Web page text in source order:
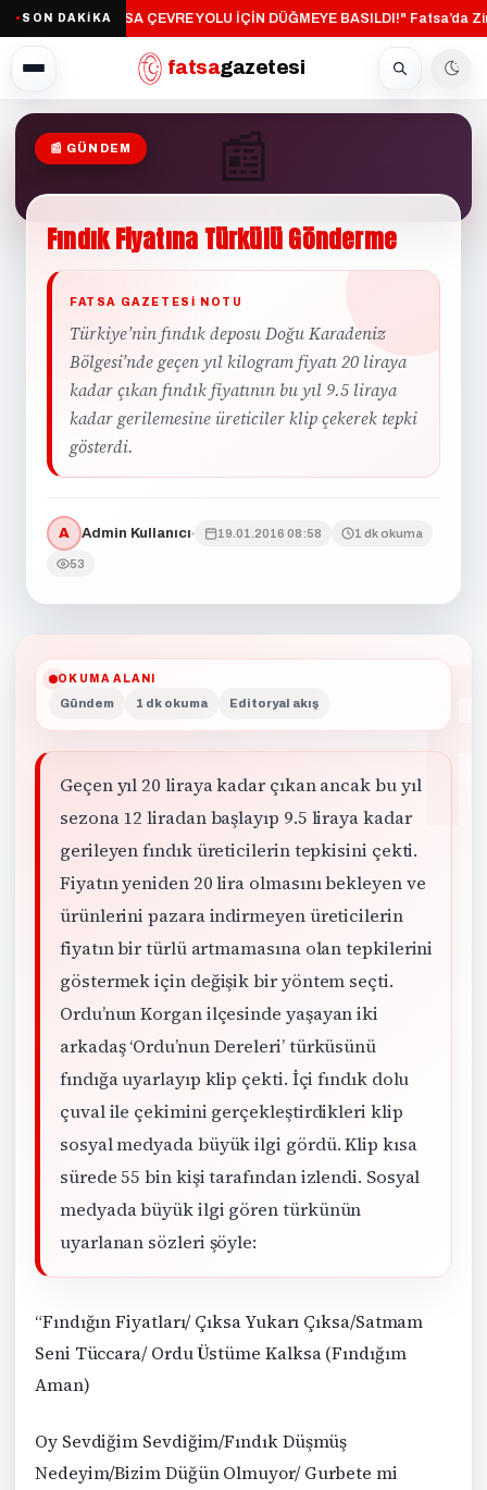
● SON DAKİKA"FATSA ÇEVRE YOLU İÇİN DÜĞMEYE BASILDI!"·Fatsa’da
fatsagazetesi
📰
📰 GÜNDEM
Fındık Fiyatına TürkülüGönderme
FATSA GAZETESI NOTU
Türkiye’nin fındık deposu Doğu Karadeniz
Bölgesi’nde geçen yıl kilogram fiyatı 20 liraya
kadar çıkan fındık fiyatının bu yıl 9.5 liraya
kadar gerilemesine üreticiler klip çekerek tepki
gösterdi.
A Admin Kullanıcı 19.01.2016 08:58 1 dk okuma
53
OKUMA ALANI
Gündem 1 dk okuma Editoryal akış
Geçen yıl 20 liraya kadar çıkan ancak bu yıl
sezona 12 liradan başlayıp 9.5 liraya kadar
gerileyen fındık üreticilerin tepkisini çekti.
Fiyatın yeniden 20 lira olmasını bekleyen ve
ürünlerini pazara indirmeyen üreticilerin
fiyatın bir türlü artmamasına olan tepkilerini
göstermek için değişik bir yöntem seçti.
Ordu’nun Korgan ilçesinde yaşayan iki
arkadaş ‘Ordu’nun Dereleri’ türküsünü
fındığa uyarlayıp klip çekti. İçi fındık dolu
çuval ile çekimini gerçekleştirdikleri klip
sosyal medyada büyük ilgi gördü. Klip kısa
sürede 55 bin kişi tarafından izlendi. Sosyal
medyada büyük ilgi gören türkünün
uyarlanan sözleri şöyle:
“Fındığın Fiyatları/ Çıksa Yukarı Çıksa/Satmam
Seni Tüccara/ Ordu Üstüme Kalksa (Fındığım
Aman)
Oy Sevdiğim Sevdiğim/Fındık Düşmüş
Nedeyim/Bizim Düğün Olmuyor/ Gurbete mi